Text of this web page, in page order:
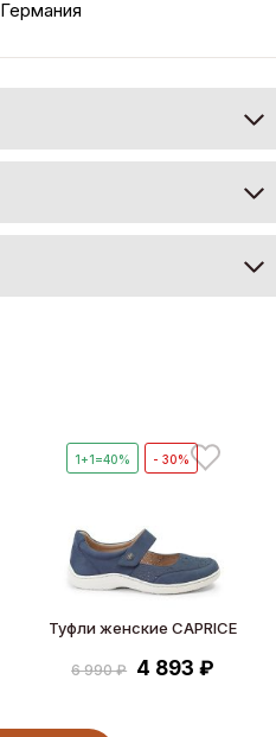
Германия
1+1=40% - 30%
Туфли женские CAPRICE
6 990 ₽ 4 893 ₽